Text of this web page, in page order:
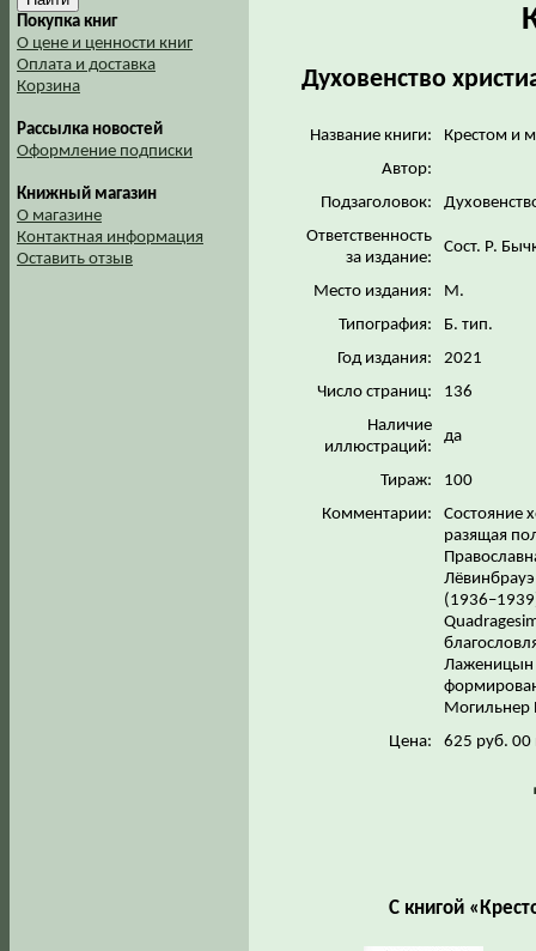
Покупка книг
О цене и ценности книг
Оплата и доставка
Корзина
Рассылка новостей
Оформление подписки
Книжный магазин
О магазине
Контактная информация
Оставить отзыв
Духовенство
Название книги:
Крестом и
Автор:
Подзаголовок:
Ответственность
за издание:
Сост. Р.
Место издания:
М.
Типография:
Б. тип.
Год издания:
2021
Число страниц:
136
Наличие
иллюстраций:
да
Тираж:
100
Комментарии:
Состояние
разящая
Лаженицын
Могильнер
Цена:
625 руб. 00
С книгой